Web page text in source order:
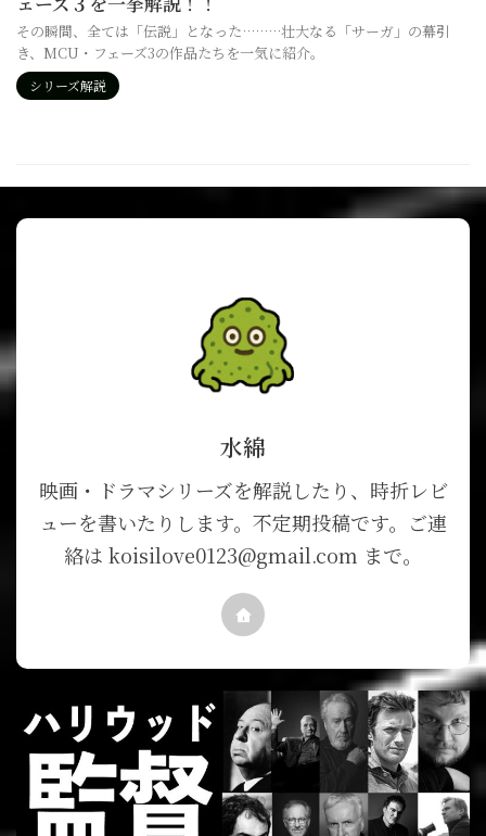
その瞬間、全ては「伝説」となった………壮大なる「サーガ」の幕引
き、MCU・フェーズ3の作品たちを一気に紹介。
シリーズ解説
水綿
映画・ドラマシリーズを解説したり、時折レビ
ューを書いたりします。不定期投稿です。ご連
絡は koisilove0123@gmail.com まで。